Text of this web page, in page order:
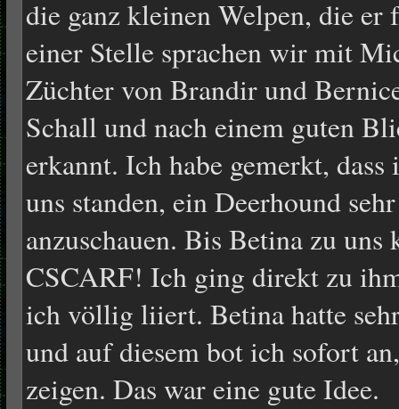
die ganz kleinen Welpen, die
einer Stelle sprachen wir mit
Züchter von Brandir und
Schall und nach einem guten
erkannt. Ich habe gemerkt,
uns standen, ein Deerhound
anzuschauen. Bis Betina zu uns
CSCARF! Ich ging direkt zu
ich völlig liiert. Betina hatte
und auf diesem bot ich sofort
zeigen. Das war eine gute Idee.